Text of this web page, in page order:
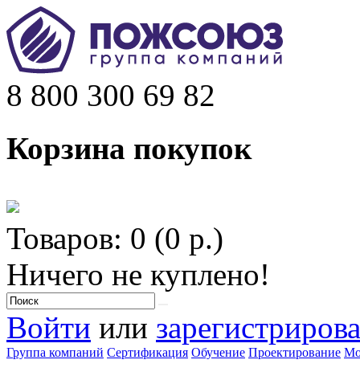
8 800 300 69 82
Корзина покупок
Товаров: 0 (0 р.)
Ничего не куплено!
Войти или
Группа компаний Сертификация Обучение Проектирование